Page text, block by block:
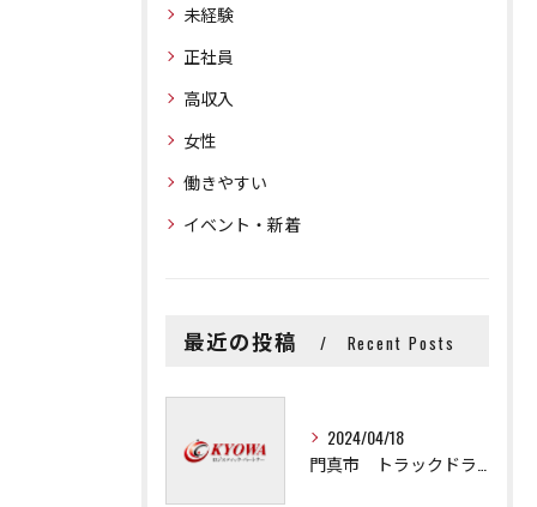
未経験
正社員
高収入
女性
働きやすい
イベント・新着
最近の投稿 Recent Posts
2024/04/18